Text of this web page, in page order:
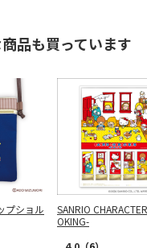
品も買っています
プショル
SANRIO
OKING-